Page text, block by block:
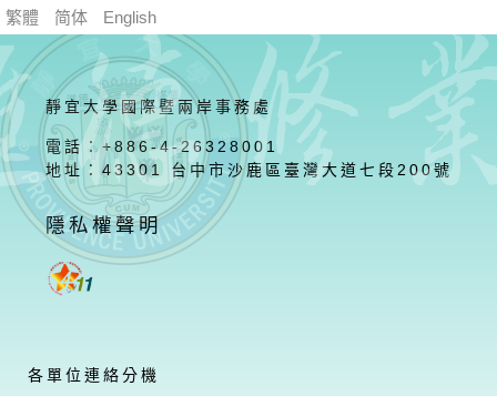
繁體 简体 English
靜宜大學國際暨兩岸事務處
電話：+886-4-26328001
地址：43301 台中市沙鹿區臺灣大道七段200號
隱私權聲明
各單位連絡分機